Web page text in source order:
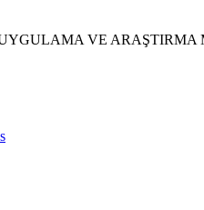
VE ARAŞTIRMA